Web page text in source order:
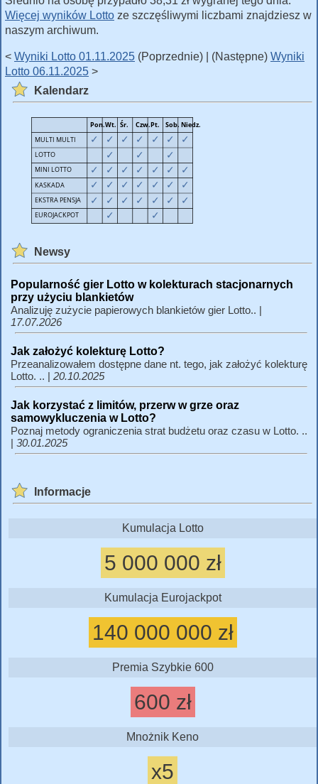
Więcej wyników Lotto ze szczęśliwymi liczbami znajdziesz w
naszym archiwum.
< Wyniki Lotto 01.11.2025 (Poprzednie) | (Następne) Wyniki
Lotto 06.11.2025 >
Kalendarz
Newsy
Popularność gier Lotto w kolekturach stacjonarnych
przy użyciu blankietów
Analizuję zużycie papierowych blankietów gier Lotto.. |
17.07.2026
Jak założyć kolekturę Lotto?
Przeanalizowałem dostępne dane nt. tego, jak założyć kolekturę
Lotto. .. | 20.10.2025
Jak korzystać z limitów, przerw w grze oraz
samowykluczenia w Lotto?
Poznaj metody ograniczenia strat budżetu oraz czasu w Lotto. ..
| 30.01.2025
Informacje
Kumulacja Lotto
5 000 000 zł
Kumulacja Eurojackpot
140 000 000 zł
Premia Szybkie 600
600 zł
Mnożnik Keno
x5